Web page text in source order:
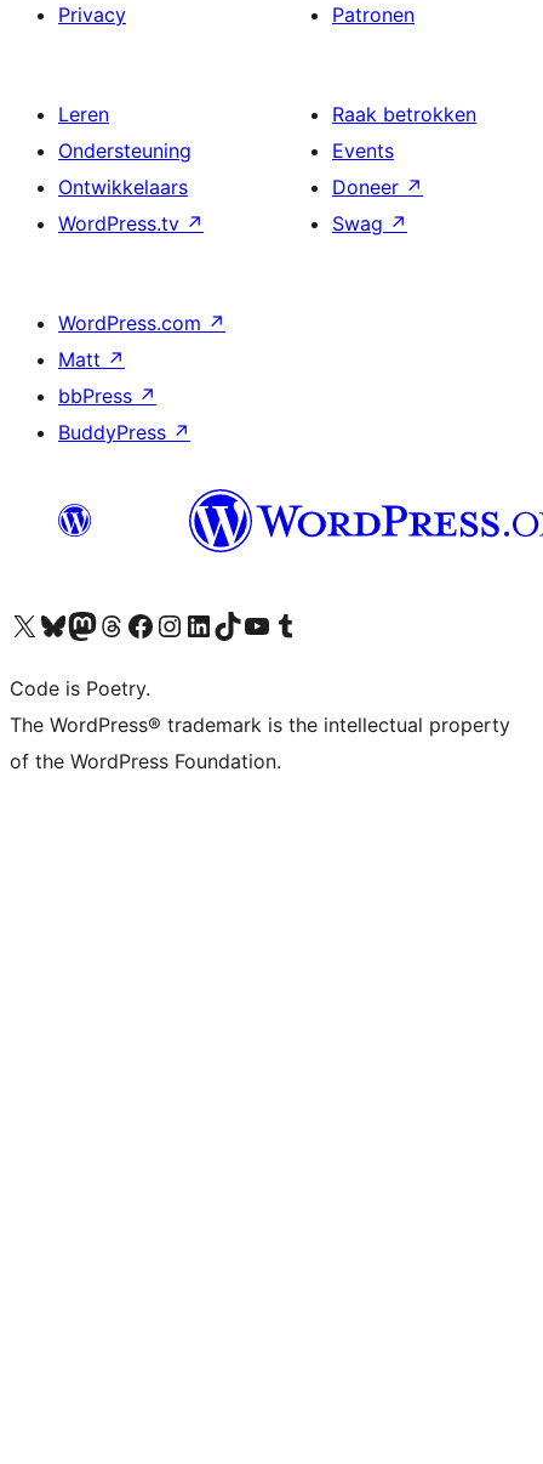
Privacy
Patronen
Leren
Ondersteuning
Ontwikkelaars
WordPress.tv ↗
Raak betrokken
Events
Doneer ↗
Swag ↗
WordPress.com ↗
Matt ↗
bbPress ↗
BuddyPress ↗
Bezoek ons X (voorheen Twitter) account
Bezoek onze Bluesky account
Bezoek ons Mastodon account
Bezoek onze Threads account
Onze Facebookpagina bezoeken
Bezoek onze Instagram account
Bezoek onze LinkedIn account
Bezoek onze TikTok account
Bezoek ons YouTube kanaalBezoek onze Tumblr account
Code is Poetry.
The WordPress® trademark is the intellectual property
of the WordPress Foundation.